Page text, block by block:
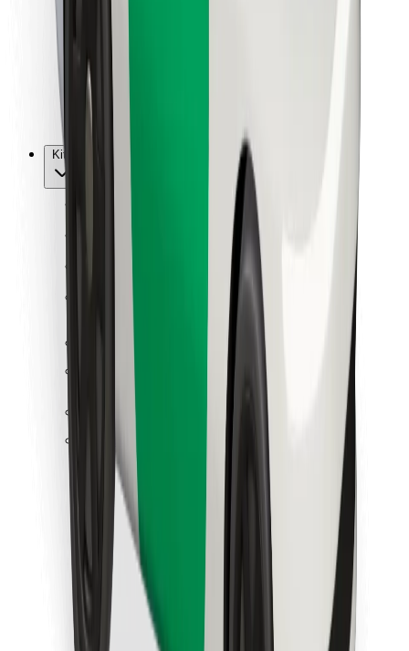
„Bolt Food“
Automobilių nuomos įmonių savininkams
Restoranams
„Bolt for Business“
Kita
Saugumas
Automobilis atvyks per kelias minutes!
Atsisiųsti programėlę „Bolt“
Raskite savo mėgstamą maistą!
Atsisiųsti programėlę „Bolt Food“